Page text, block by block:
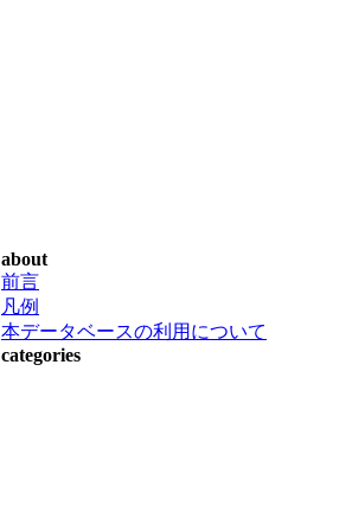
about
前言
凡例
本データベースの利用について
categories